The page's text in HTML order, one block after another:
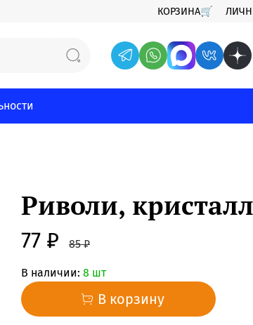
КОРЗИНА🛒
Риволи,
77 ₽ 85 ₽
В наличии: 8 шт
В корзину